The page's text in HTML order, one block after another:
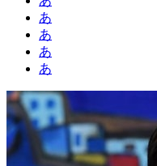
あ
あ
あ
あ